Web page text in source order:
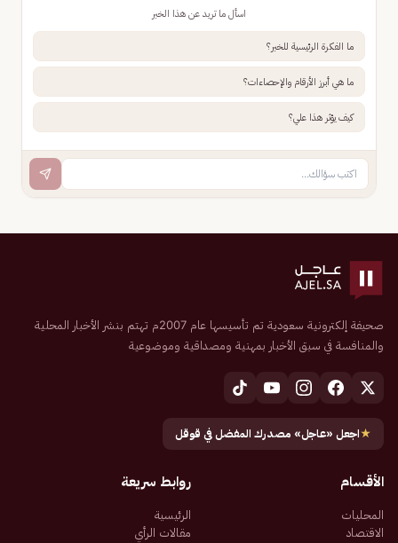
اسأل ما تريد عن هذا الخبر
ما الفكرة الرئيسية للخبر؟
ما هي أبرز الأرقام والإحصاءات؟
كيف يؤثر هذا علي؟
صحيفة إلكترونية سعودية تم تأسيسها عام 2007م تهتم بنشر الأخبار المحلية
والمنافسة في سبق الأخبار بمهنية ومصداقية وموضوعية
★اجعل «عاجل» مصدرك المفضل في قوقل
الأقسام
المحليات
الاقتصاد
روابط سريعة
الرئيسية
مقالات الرأي